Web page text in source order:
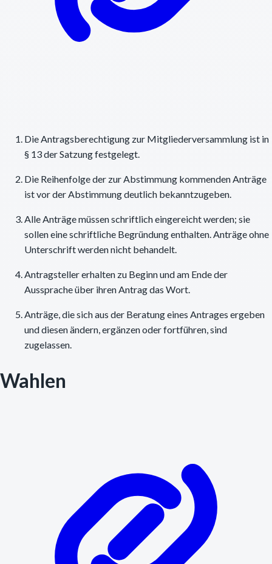
Die Antragsberechtigung zur Mitgliederversammlung ist in
§ 13 der Satzung festgelegt.
Die Reihenfolge der zur Abstimmung kommenden Anträge
ist vor der Abstimmung deutlich bekanntzugeben.
Alle Anträge müssen schriftlich eingereicht werden; sie
sollen eine schriftliche Begründung enthalten. Anträge ohne
Unterschrift werden nicht behandelt.
Antragsteller erhalten zu Beginn und am Ende der
Aussprache über ihren Antrag das Wort.
Anträge, die sich aus der Beratung eines Antrages ergeben
und diesen ändern, ergänzen oder fortführen, sind
zugelassen.
Wahlen